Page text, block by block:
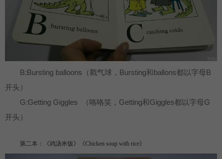
B:Bursting balloons（戳气球，Bursting和ballons都以字母B
开头）
G:Getting Giggles （咯咯笑，Getting和Giggles都以字母G
开头）
第二本：《鸡汤米饭》《Chicken soup with rice》